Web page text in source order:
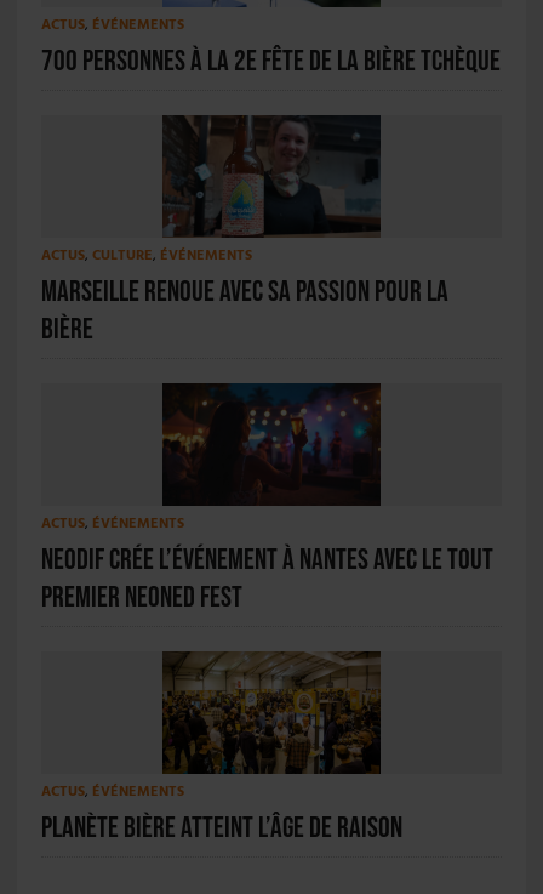
ACTUS, ÉVÉNEMENTS
700 personnes à la 2e Fête de la bière tchèque
ACTUS, CULTURE, ÉVÉNEMENTS
Marseille renoue avec sa passion pour la
bière
ACTUS, ÉVÉNEMENTS
Neodif crée l’événement à Nantes avec le tout
premier NEONED FEST
ACTUS, ÉVÉNEMENTS
Planète Bière atteint l’âge de raison